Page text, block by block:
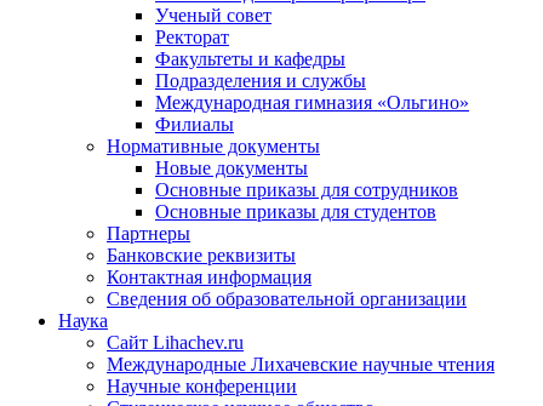
Ученый совет
Ректорат
Факультеты и кафедры
Подразделения и службы
Международная гимназия «Ольгино»
Филиалы
Нормативные документы
Новые документы
Основные приказы для сотрудников
Основные приказы для студентов
Партнеры
Банковские реквизиты
Контактная информация
Сведения об образовательной организации
Наука
Сайт Lihachev.ru
Международные Лихачевские научные чтения
Научные конференции